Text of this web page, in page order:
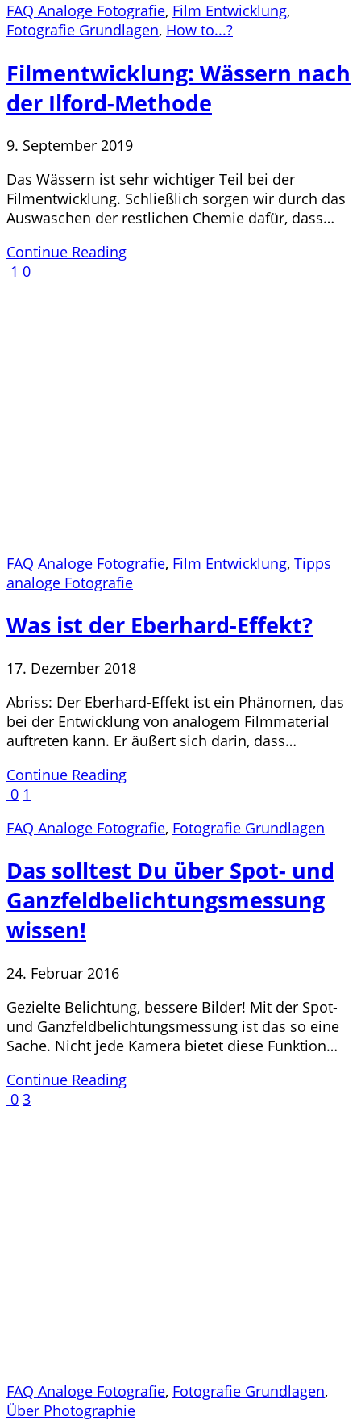
FAQ Analoge Fotografie, Film Entwicklung,
Fotografie Grundlagen, How to...?
Filmentwicklung: Wässern nach
der Ilford-Methode
9. September 2019
Das Wässern ist sehr wichtiger Teil bei der
Filmentwicklung. Schließlich sorgen wir durch das
Auswaschen der restlichen Chemie dafür, dass…
Continue Reading
1 0
FAQ Analoge Fotografie, Film Entwicklung, Tipps
analoge Fotografie
Was ist der Eberhard-Effekt?
17. Dezember 2018
Abriss: Der Eberhard-Effekt ist ein Phänomen, das
bei der Entwicklung von analogem Filmmaterial
auftreten kann. Er äußert sich darin, dass…
Continue Reading
0 1
FAQ Analoge Fotografie, Fotografie Grundlagen
Das solltest Du über Spot- und
Ganzfeldbelichtungsmessung
wissen!
24. Februar 2016
Gezielte Belichtung, bessere Bilder! Mit der Spot-
und Ganzfeldbelichtungsmessung ist das so eine
Sache. Nicht jede Kamera bietet diese Funktion…
Continue Reading
0 3
FAQ Analoge Fotografie, Fotografie Grundlagen,
Über Photographie